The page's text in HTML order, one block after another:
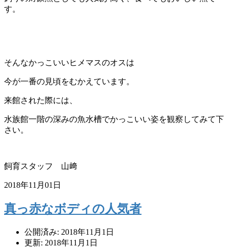
す。
そんなかっこいいヒメマスのオスは
今が一番の見頃をむかえています。
来館された際には、
水族館一階の深みの魚水槽でかっこいい姿を観察してみて下
さい。
飼育スタッフ 山﨑
2018年11月01日
真っ赤なボディの人気者
公開済み: 2018年11月1日
更新: 2018年11月1日